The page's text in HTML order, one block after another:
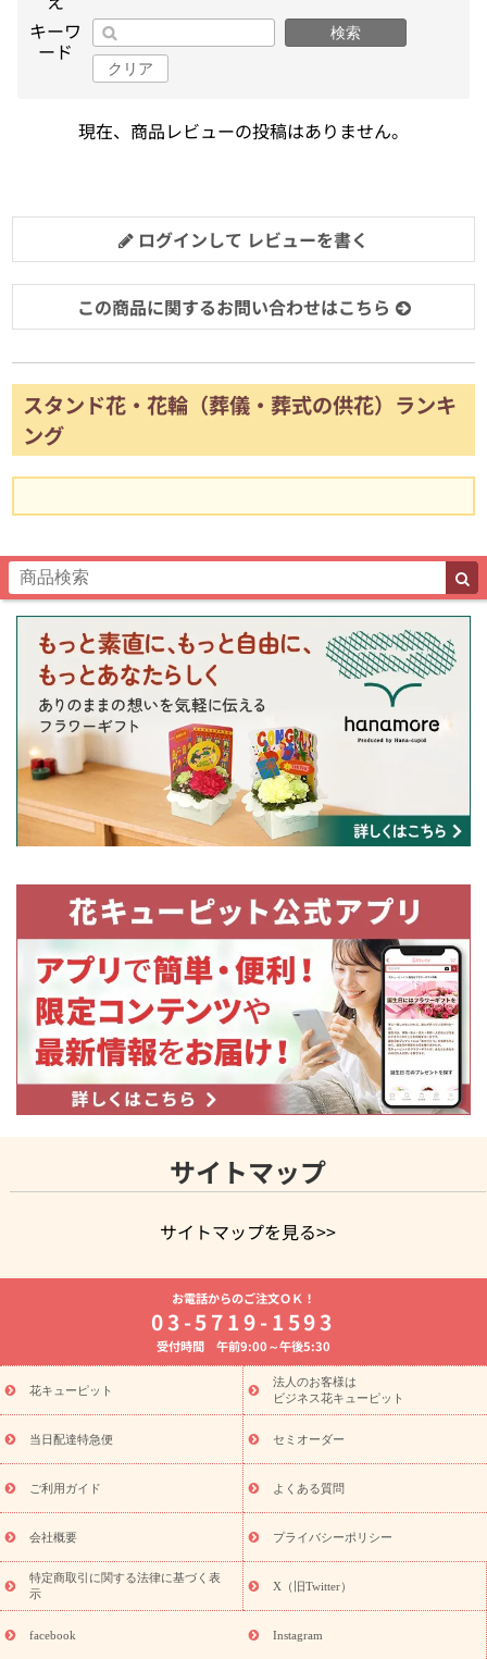
キーワ
ード
検索
クリア
現在、商品レビューの投稿はありません。
ログインして レビューを書く
この商品に関するお問い合わせはこちら
スタンド花・花輪（葬儀・葬式の供花）ランキ
ング
サイトマップ
サイトマップを見る>>
よく贈られる花
お祝いの花特集
誕生日フラワーギフト特集
8月の誕生花(トルコキキョウ)
開店・開業祝い
お供え・お悔やみ お供え・お悔やみの花
通夜・葬儀に贈る花 胡蝶蘭・花鉢
ーブドフラワー
季節のイベント
ひまわり ギフト・プレゼント
特集
お盆 花（新盆・初盆） 季節のイベント
お盆 花（新
盆・初盆）
お盆 花（新盆・初盆）
お盆・お供え 花とセットギ
フト
お盆・お供え プリザーブドフラワー
ひまわり ギフト・プ
レゼント特集
夏の花贈り・お中元・暑中見舞い 花のギフト特集
敬老の日におくる花ギフト・プレゼント特集
花ギフト・プレゼント特集
敬老の日 花のおすすめランキング
敬
老の日 花鉢植えのギフト・プレゼント特集
敬老の日 花とセットギ
フト・プレゼント特集
敬老の日の花 全てのギフト一覧
キャン
ペーン
映画『ウォーターガーディアンズ』コラボキャンペーン
「きょう誕生日なんです」キャンペーン
誕生日の花を探す
誕生日フラワーギフト 誕生日フラワーギフト特集
お電話からのご注文ＯＫ！
03-5719-1593
受付時間 午前9:00～午後5:30
花キューピット
法人のお客様は
ビジネス花キューピット
当日配達特急便 セミオーダー
ご利用ガイド よくある質問
会社概要 プライバシーポリシー
特定商取引に関する法律に基づく表
示
X（旧Twitter）
facebook Instagram